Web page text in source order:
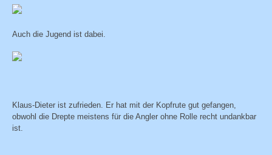
Auch die Jugend ist dabei.
Klaus-Dieter ist zufrieden. Er hat mit der Kopfrute gut gefangen,
obwohl die Drepte meistens für die Angler ohne Rolle recht undankbar
ist.